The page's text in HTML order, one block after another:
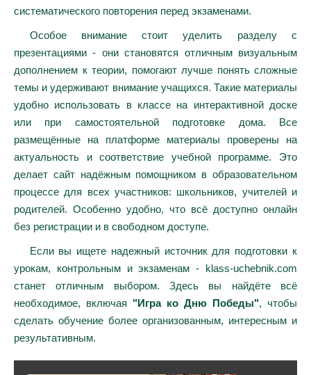
систематического повторения перед экзаменами.
Особое внимание стоит уделить разделу с
презентациями - они становятся отличным визуальным
дополнением к теории, помогают лучше понять сложные
темы и удерживают внимание учащихся. Такие материалы
удобно использовать в классе на интерактивной доске
или при самостоятельной подготовке дома. Все
размещённые на платформе материалы проверены на
актуальность и соответствие учебной программе. Это
делает сайт надёжным помощником в образовательном
процессе для всех участников: школьников, учителей и
родителей. Особенно удобно, что всё доступно онлайн
без регистрации и в свободном доступе.
Если вы ищете надежный источник для подготовки к
урокам, контрольным и экзаменам - klass-uchebnik.com
станет отличным выбором. Здесь вы найдёте всё
необходимое, включая "Игра ко Дню Победы", чтобы
сделать обучение более организованным, интересным и
результативным.